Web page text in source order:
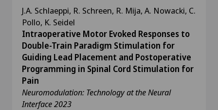
J.A. Schlaeppi, R. Schreen, R. Mija, A. Nowacki, C.
Pollo, K. Seidel
Intraoperative Motor Evoked Responses to
Double-Train Paradigm Stimulation for
Guiding Lead Placement and Postoperative
Programming in Spinal Cord Stimulation for
Pain
Neuromodulation: Technology at the Neural
Interface 2023